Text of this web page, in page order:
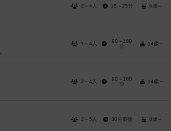
2～4人 15～25分 6歳～
1～4人
90～180
分
14歳～
2～4人
90～180
分
14歳～
2～5人 30分前後 8歳～